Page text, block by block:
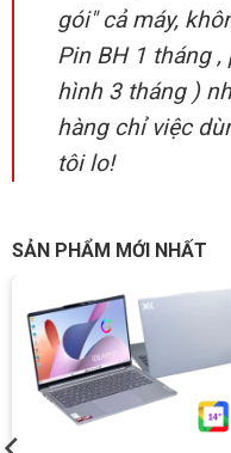
gói" cả máy,
Pin BH 1 tháng
hình 3 tháng )
hàng chỉ việc
tôi lo!
SẢN PHẨM MỚI NHẤT